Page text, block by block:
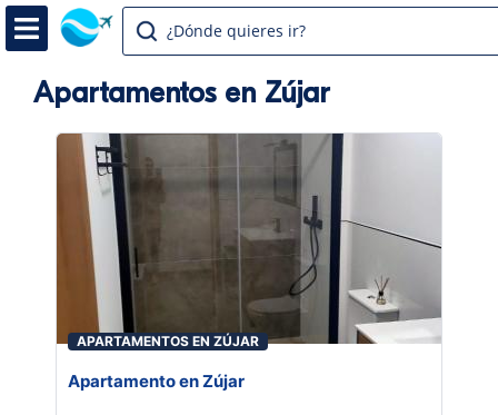
¿Dónde quieres ir?
Apartamentos en Zújar
APARTAMENTOS EN ZÚJAR
Apartamento en Zújar